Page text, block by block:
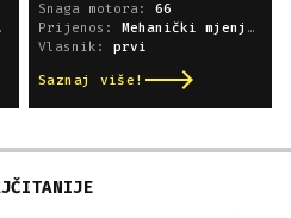
Snaga motora: 66
Prijenos:
Mehanički mjenjač
Vlasnik: prvi
Saznaj više!